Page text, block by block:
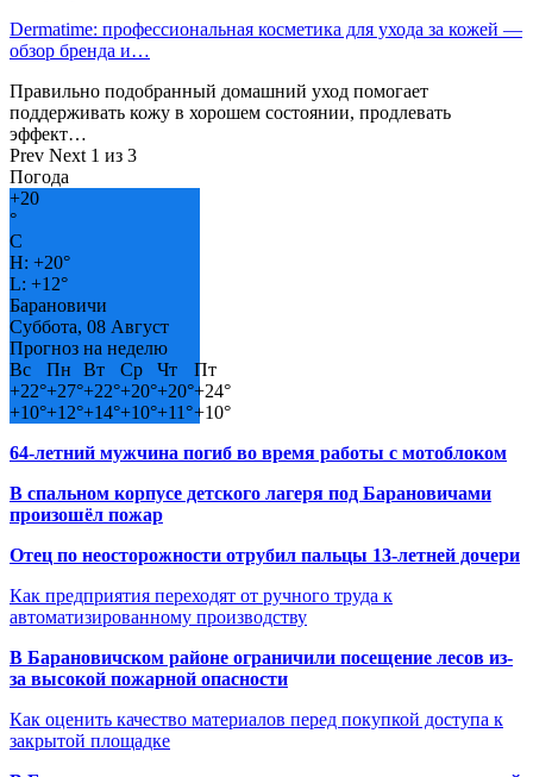
Dermatime: профессиональная косметика для ухода за кожей —
обзор бренда и…
Правильно подобранный домашний уход помогает
поддерживать кожу в хорошем состоянии, продлевать
эффект…
Prev Next 1 из 3
Погода
+20
°
C
H: +20°
L: +12°
Барановичи
Суббота, 08 Август
Прогноз на неделю
Вс
Пн Вт Ср Чт
Пт
+22°+27°+22°+20°+20°+24°
+10°+12°+14°+10°+11°+10°
64-летний мужчина погиб во время работы с мотоблоком
В спальном корпусе детского лагеря под Барановичами
произошёл пожар
Отец по неосторожности отрубил пальцы 13-летней дочери
Как предприятия переходят от ручного труда к
автоматизированному производству
В Барановичском районе ограничили посещение лесов из-
за высокой пожарной опасности
Как оценить качество материалов перед покупкой доступа к
закрытой площадке